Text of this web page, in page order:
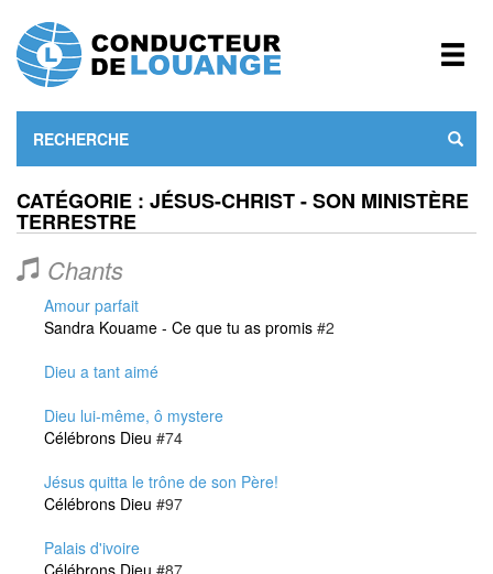
CATÉGORIE : JÉSUS-CHRIST - SON MINISTÈRE
TERRESTRE
Chants
Amour parfait
Sandra Kouame - Ce que tu as promis #2
Dieu a tant aimé
Dieu lui-même, ô mystere
Célébrons Dieu #74
Jésus quitta le trône de son Père!
Célébrons Dieu #97
Palais d'ivoire
Célébrons Dieu #87